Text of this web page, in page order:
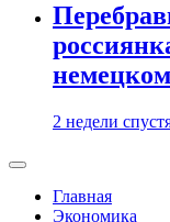
2 недели
Главная
Экономика